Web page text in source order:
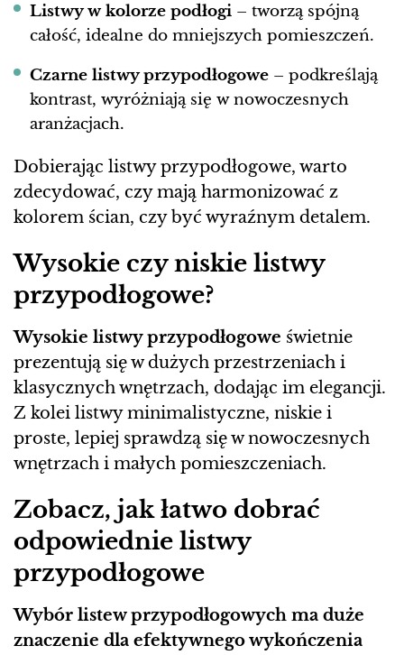
Listwy w kolorze podłogi – tworzą spójną
całość, idealne do mniejszych pomieszczeń.
Czarne listwy przypodłogowe – podkreślają
kontrast, wyróżniają się w nowoczesnych
aranżacjach.
Dobierając listwy przypodłogowe, warto
zdecydować, czy mają harmonizować z
kolorem ścian, czy być wyraźnym detalem.
Wysokie czy niskie listwy
przypodłogowe?
Wysokie listwy przypodłogowe świetnie
prezentują się w dużych przestrzeniach i
klasycznych wnętrzach, dodając im elegancji.
Z kolei listwy minimalistyczne, niskie i
proste, lepiej sprawdzą się w nowoczesnych
wnętrzach i małych pomieszczeniach.
Zobacz, jak łatwo dobrać
odpowiednie listwy
przypodłogowe
Wybór listew przypodłogowych ma duże
znaczenie dla efektywnego wykończenia